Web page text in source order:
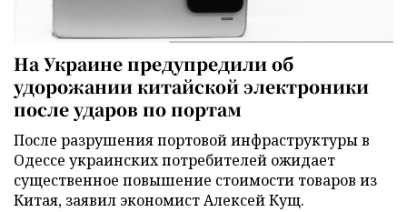
На Украине предупредили об
удорожании китайской электроники
после ударов по портам
После разрушения портовой инфраструктуры в
Одессе украинских потребителей ожидает
существенное повышение стоимости товаров из
Китая, заявил экономист Алексей Кущ.